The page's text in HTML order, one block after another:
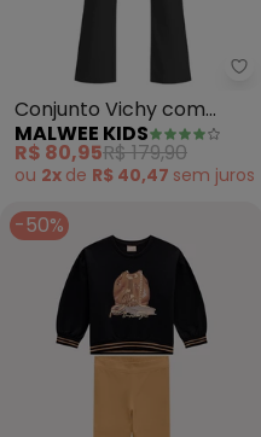
Conjunto Vichy com
Flores (Preto)
MALWEE KIDS
R$ 80,95R$ 179,90
ou 2x de R$ 40,47 sem juros
-50%